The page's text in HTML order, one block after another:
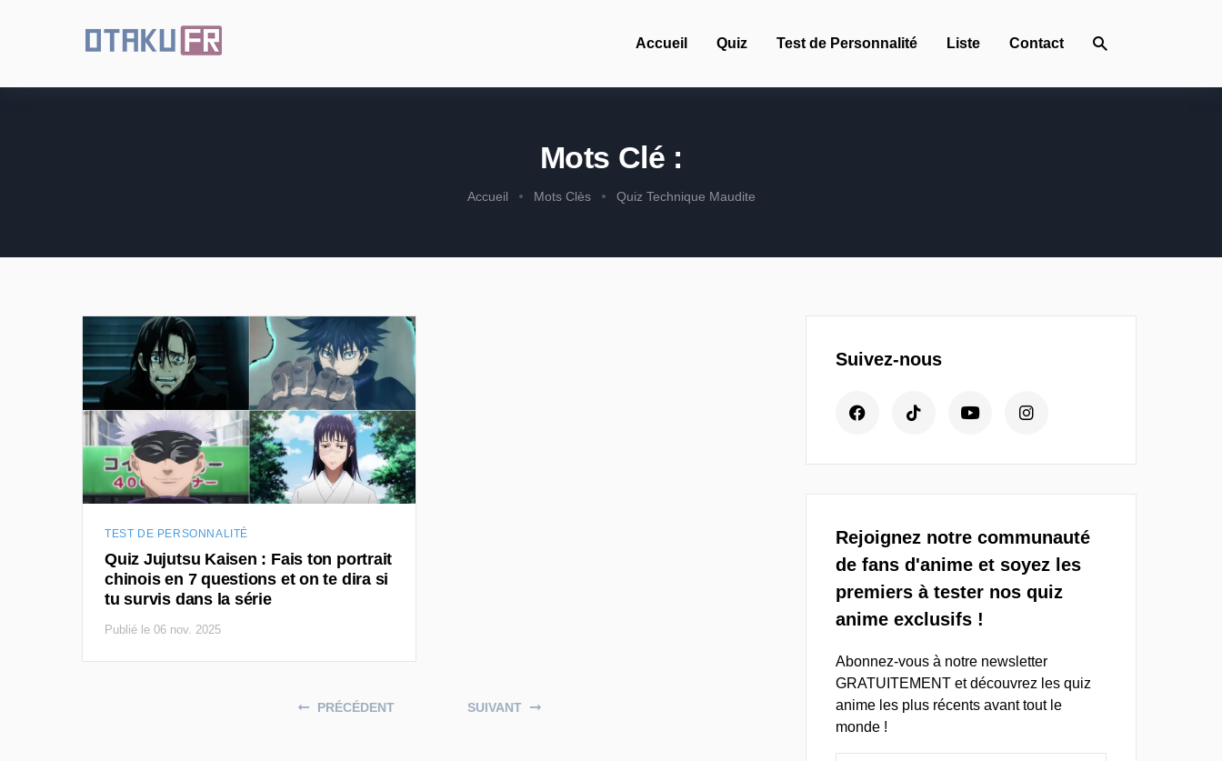
Accueil Quiz Test de Personnalité Liste Contact
Mots Clé :
Accueil Mots Clès Quiz Technique Maudite
TEST DE PERSONNALITÉ
Quiz Jujutsu Kaisen : Fais ton portrait
chinois en 7 questions et on te dira si
tu survis dans la série
Publié le 06 nov. 2025
PRÉCÉDENT SUIVANT
Suivez-nous
Rejoignez notre communauté
de fans d'anime et soyez les
premiers à tester nos quiz
anime exclusifs !
Abonnez-vous à notre newsletter
GRATUITEMENT et découvrez les quiz
anime les plus récents avant tout le
monde !